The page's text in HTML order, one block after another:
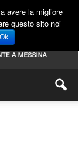
avere la migliore
questo sito noi
Ok